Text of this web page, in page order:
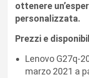
ottenere
personalizzata.
Prezzi e
Lenovo G27q-
marzo 2021 a